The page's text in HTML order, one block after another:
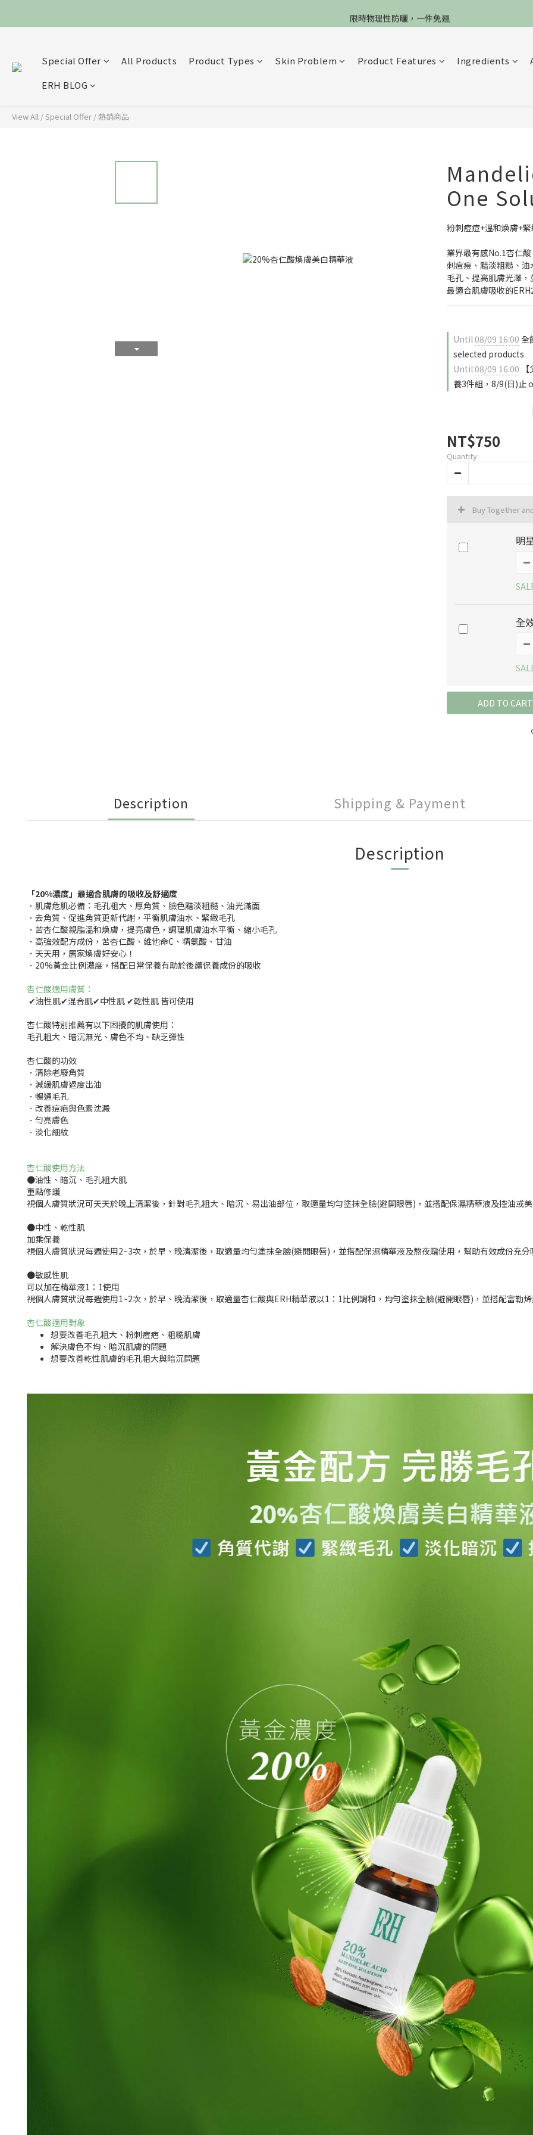
限4天，任選兩件88折，最高再贈$2800
限時物理性防曬，一件免運
限4天，任選兩件88折，最高再贈$2800
Special Offer All Products Product Types Skin Problem Product Features Ingredients
ERH BLOG
View All /Special Offer /熱銷商品
One
粉刺痘痘+溫和煥膚+
業界最有感No.1杏仁
刺痘痘、黯淡粗糙、
毛孔、提高肌膚光澤，
最適合肌膚吸收的
Until08/09 16:00 全
selected products
Until08/09 16:00
養3件組，8/9(日)止
NT$750
Quantity
Buy Together
明
全
ADD TO CART
Description Shipping & Payment
Description
「20%濃度」最適合肌膚的吸收及舒適度
．肌膚危肌必備：毛孔粗大、厚角質、臉色黯淡粗糙、油光滿面
．去角質、促進角質更新代謝，平衡肌膚油水、緊緻毛孔
．苦杏仁酸親脂溫和煥膚，提亮膚色，調理肌膚油水平衡、縮小毛孔
．高強效配方成份，苦杏仁酸、維他命C、精氨酸、甘油
．天天用，居家煥膚好安心！
．20%黃金比例濃度，搭配日常保養有助於後續保養成份的吸收
杏仁酸適用膚質：
✔油性肌✔混合肌✔中性肌 ✔乾性肌 皆可使用
杏仁酸特別推薦有以下困擾的肌膚使用：
毛孔粗大、暗沉無光、膚色不均、缺乏彈性
杏仁酸的功效
．清除老廢角質
．減緩肌膚過度出油
．暢通毛孔
．改善痘疤與色素沈澱
．勻亮膚色
．淡化細紋
杏仁酸使用方法
●油性、暗沉、毛孔粗大肌
重點修護
視個人膚質狀況可天天於晚上清潔後，針對毛孔粗大、暗沉、易出油部位，取適量均勻塗抹全臉(避開眼唇)，並搭配保濕精華液及控油或
●中性、乾性肌
加乘保養
視個人膚質狀況每週使用2~3次，於早、晚清潔後，取適量均勻塗抹全臉(避開眼唇)，並搭配保濕精華液及熬夜霜使用，幫助有效成份充分
●敏感性肌
可以加在精華液1：1使用
視個人膚質狀況每週使用1~2次，於早、晚清潔後，取適量杏仁酸與ERH精華液以1：1比例調和，均勻塗抹全臉(避開眼唇)，並搭配富勒
杏仁酸適用對象
想要改善毛孔粗大、粉刺痘疤、粗糙肌膚
解決膚色不均、暗沉肌膚的問題
想要改善乾性肌膚的毛孔粗大與暗沉問題